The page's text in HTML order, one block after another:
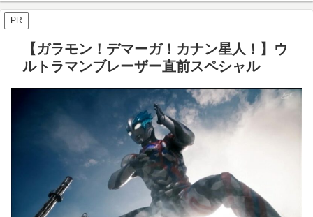
PR
【ガラモン！デマーガ！カナン星人！】ウ
ルトラマンブレーザー直前スペシャル